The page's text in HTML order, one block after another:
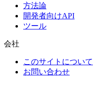
方法論
開発者向けAPI
ツール
会社
このサイトについて
お問い合わせ